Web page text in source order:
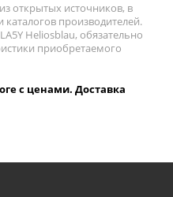
открытых источников, в
производителей.
Heliosblau, обязательно
приобретаемого
с ценами. Доставка